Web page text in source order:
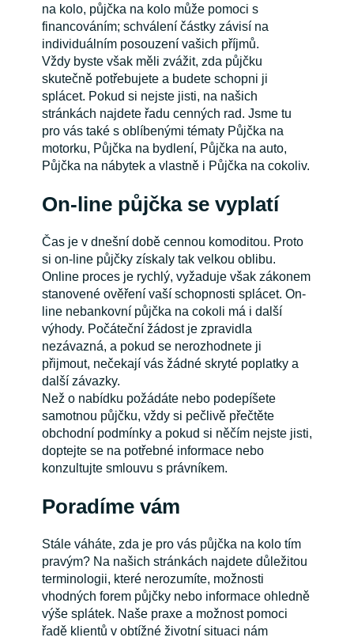
na kolo, půjčka na kolo může pomoci s
financováním; schválení částky závisí na
individuálním posouzení vašich příjmů.
Vždy byste však měli zvážit, zda půjčku
skutečně potřebujete a budete schopni ji
splácet. Pokud si nejste jisti, na našich
stránkách najdete řadu cenných rad. Jsme tu
pro vás také s oblíbenými tématy Půjčka na
motorku, Půjčka na bydlení, Půjčka na auto,
Půjčka na nábytek a vlastně i Půjčka na cokoliv.
On-line půjčka se vyplatí
Čas je v dnešní době cennou komoditou. Proto
si on-line půjčky získaly tak velkou oblibu.
Online proces je rychlý, vyžaduje však zákonem
stanovené ověření vaší schopnosti splácet. On-
line nebankovní půjčka na cokoli má i další
výhody. Počáteční žádost je zpravidla
nezávazná, a pokud se nerozhodnete ji
přijmout, nečekají vás žádné skryté poplatky a
další závazky.
Než o nabídku požádáte nebo podepíšete
samotnou půjčku, vždy si pečlivě přečtěte
obchodní podmínky a pokud si něčím nejste jisti,
doptejte se na potřebné informace nebo
konzultujte smlouvu s právníkem.
Poradíme vám
Stále váháte, zda je pro vás půjčka na kolo tím
pravým? Na našich stránkách najdete důležitou
terminologii, které nerozumíte, možnosti
vhodných forem půjčky nebo informace ohledně
výše splátek. Naše praxe a možnost pomoci
řadě klientů v obtížné životní situaci nám